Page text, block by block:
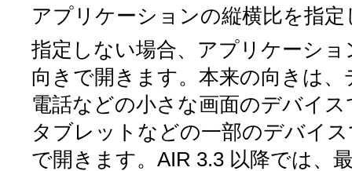
アプリケーションの縦横比を指定
指定しない場合、アプリケーシ
向きで開きます。本来の向きは
電話などの小さな画面のデバイ
タブレットなどの一部のデバイ
で開きます。AIR 3.3 以降では、